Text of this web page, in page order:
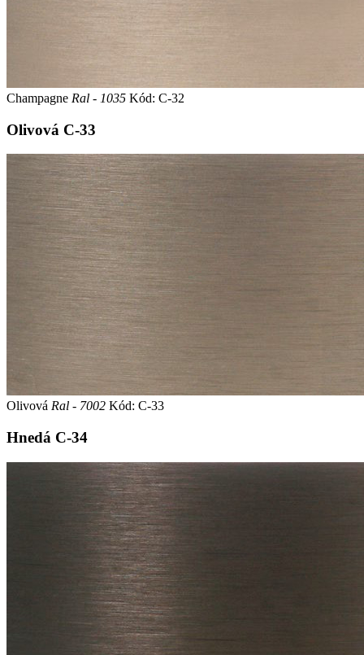
Champagne Ral - 1035 Kód: C-32
Olivová C-33
Olivová Ral - 7002 Kód: C-33
Hnedá C-34